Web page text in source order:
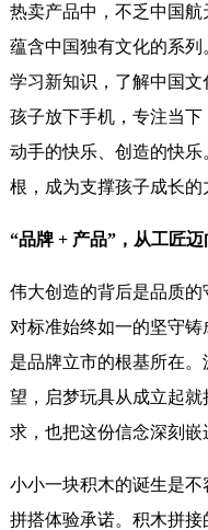
热卖产品中，不乏中国
蕴含中国独有文化的系
学习新知识，了解中国
孩子放下手机，专注当
动手的快乐、创造的快
根，成为支撑孩子成长的
“品牌 + 产品”，从工匠
伟大创造的背后是品质
对标准始终如一的坚守
是品牌立市的根基所在
望，启梦玩具从成立起
求，也把这份信念深刻嵌
小小一块积木的诞生是
拼搭体验承诺。积木拼